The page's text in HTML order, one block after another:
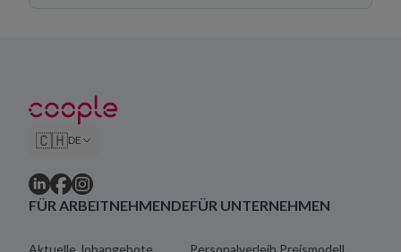
🇨🇭DE
FÜR ARBEITNEHMENDE
Aktuelle Jobangebote
FÜR UNTERNEHMEN
Personalverleih Preismodell